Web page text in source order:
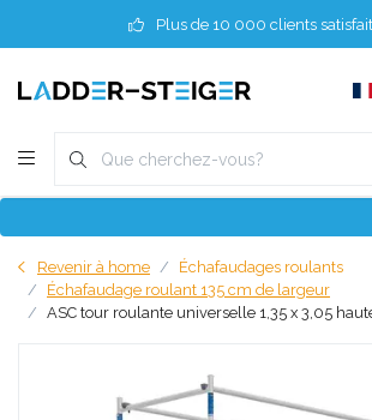
Plus de 10 000 clients
Revenir à home
Échafaudages roulants
Échafaudage roulant 135 cm de largeur
ASC tour roulante universelle 1,35 x 3,05